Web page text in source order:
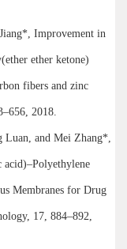
Improvement in
ether ketone)
fibers and zinc
2018.
Luan, and Mei Zhang*,
Membranes for Drug
17, 884–892,